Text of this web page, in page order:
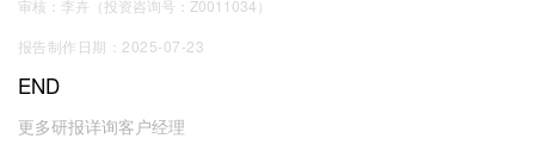
审核：李卉（投资咨询号：Z0011034）
报告制作日期：2025-07-23
END
更多研报详询客户经理